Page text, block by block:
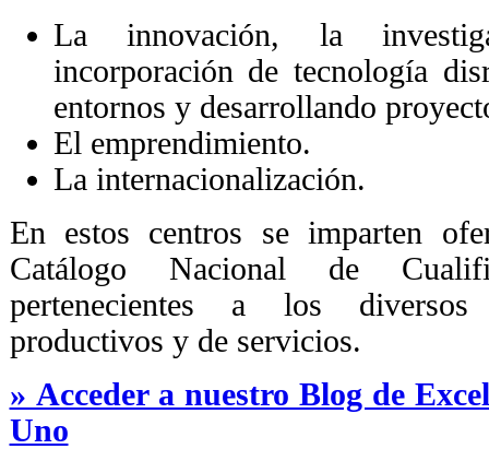
La innovación, la
incorporación de tecnología
entornos y desarrollando
El emprendimiento.
La internacionalización.
En estos centros se imparten
Catálogo Nacional de
pertenecientes a los diversos
productivos y de servicios.
» Acceder a nuestro Blog de
Uno